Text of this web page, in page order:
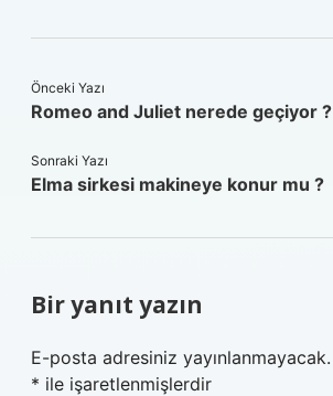
Önceki Yazı
Romeo and Juliet nerede geçiyor ?
Sonraki Yazı
Elma sirkesi makineye konur mu ?
Bir yanıt yazın
E-posta adresiniz yayınlanmayacak.
* ile işaretlenmişlerdir